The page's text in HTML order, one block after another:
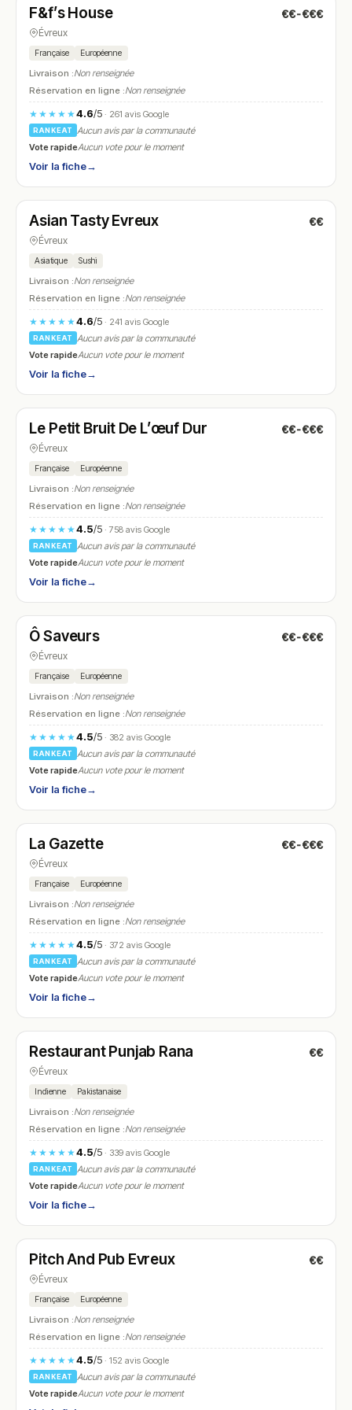
N° 22
F&f’s House €€-€€€
Évreux
Française Européenne
Livraison :Non renseignée
Réservation en ligne :Non renseignée
★★★★★4.6/5· 261 avis Google
RANKEAT
Aucun avis par la communauté
Vote rapideAucun vote pour le moment
Voir la fiche→
N° 23
Asian Tasty Evreux €€
Évreux
Asiatique Sushi
Livraison :Non renseignée
Réservation en ligne :Non renseignée
★★★★★4.6/5· 241 avis Google
RANKEAT
Aucun avis par la communauté
Vote rapideAucun vote pour le moment
Voir la fiche→
N° 24
Le Petit Bruit De L’œuf Dur €€-€€€
Évreux
Française Européenne
Livraison :Non renseignée
Réservation en ligne :Non renseignée
★★★★★4.5/5· 758 avis Google
RANKEAT
Aucun avis par la communauté
Vote rapideAucun vote pour le moment
Voir la fiche→
N° 25
Ô Saveurs €€-€€€
Évreux
Française Européenne
Livraison :Non renseignée
Réservation en ligne :Non renseignée
★★★★★4.5/5· 382 avis Google
RANKEAT
Aucun avis par la communauté
Vote rapideAucun vote pour le moment
Voir la fiche→
N° 26
La Gazette €€-€€€
Évreux
Française Européenne
Livraison :Non renseignée
Réservation en ligne :Non renseignée
★★★★★4.5/5· 372 avis Google
RANKEAT
Aucun avis par la communauté
Vote rapideAucun vote pour le moment
Voir la fiche→
N° 27
Restaurant Punjab Rana €€
Évreux
Indienne Pakistanaise
Livraison :Non renseignée
Réservation en ligne :Non renseignée
★★★★★4.5/5· 339 avis Google
RANKEAT
Aucun avis par la communauté
Vote rapideAucun vote pour le moment
Voir la fiche→
N° 28
Pitch And Pub Evreux €€
Évreux
Française Européenne
Livraison :Non renseignée
Réservation en ligne :Non renseignée
★★★★★4.5/5· 152 avis Google
RANKEAT
Aucun avis par la communauté
Vote rapideAucun vote pour le moment